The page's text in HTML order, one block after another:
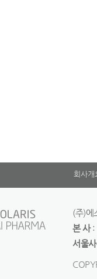
회사개
(주)에
본 사:
서울